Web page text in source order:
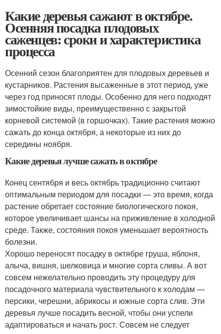
Какие деревья сажают в октябре.
Осенняя посадка плодовых
саженцев: сроки и характеристика
процесса
Осенний сезон благоприятен для плодовых деревьев и
кустарников. Растения высаженные в этот период, уже
через год приносят плоды. Особенно для него подходят
зимостойкие виды, преимущественно с закрытой
корневой системой (в горшочках). Такие растения можно
сажать до конца октября, а некоторые из них до
середины ноября.
Какие деревья лучше сажать в октябре
Конец сентября и весь октябрь традиционно считают
оптимальным периодом для посадки — это время, когда
растение обретает состояние биологического покоя,
которое увеличивает шансы на приживление в холодной
среде. Также, состояния покоя уменьшает вероятность
болезни.
Хорошо переносят посадку в октябре груша, яблоня,
алыча, вишня, шелковица и многие сорта сливы. А вот
совсем нежелательно проводить эту процедуру для
посадочного материала чувствительного к холодам —
персики, черешни, абрикосы и южные сорта слив. Эти
деревья лучше посадить весной, чтобы они успели
адаптироваться и начать рост. Совсем не следует